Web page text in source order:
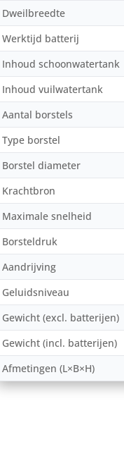
Dweilbreedte
Werktijd batterij
Inhoud schoonwatertank
Inhoud vuilwatertank
Aantal borstels
Type borstel
Borstel diameter
Krachtbron
Maximale snelheid
Borsteldruk
Aandrijving
Geluidsniveau
Gewicht (excl. batterijen)
Gewicht (incl. batterijen)
Afmetingen (L×B×H)